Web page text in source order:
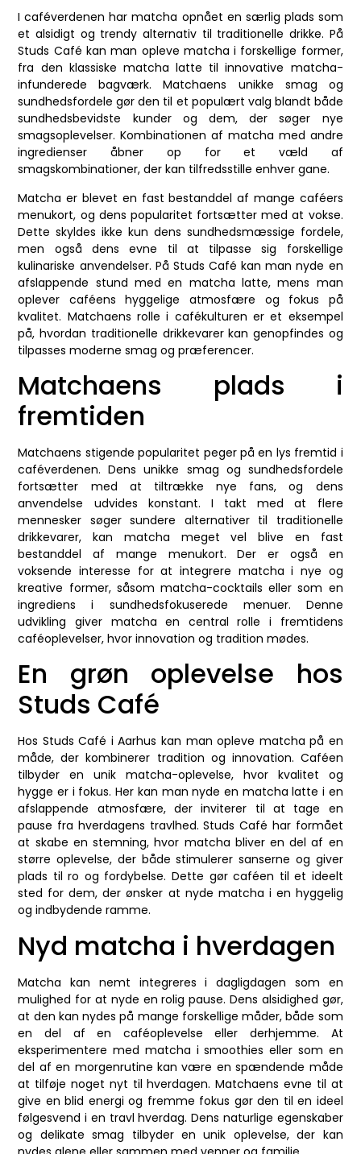
I caféverdenen har matcha opnået en særlig plads som
et alsidigt og trendy alternativ til traditionelle drikke. På
Studs Café kan man opleve matcha i forskellige former,
fra den klassiske matcha latte til innovative matcha-
infunderede bagværk. Matchaens unikke smag og
sundhedsfordele gør den til et populært valg blandt både
sundhedsbevidste kunder og dem, der søger nye
smagsoplevelser. Kombinationen af matcha med andre
ingredienser åbner op for et væld af
smagskombinationer, der kan tilfredsstille enhver gane.
Matcha er blevet en fast bestanddel af mange caféers
menukort, og dens popularitet fortsætter med at vokse.
Dette skyldes ikke kun dens sundhedsmæssige fordele,
men også dens evne til at tilpasse sig forskellige
kulinariske anvendelser. På Studs Café kan man nyde en
afslappende stund med en matcha latte, mens man
oplever caféens hyggelige atmosfære og fokus på
kvalitet. Matchaens rolle i cafékulturen er et eksempel
på, hvordan traditionelle drikkevarer kan genopfindes og
tilpasses moderne smag og præferencer.
Matchaens plads i
fremtiden
Matchaens stigende popularitet peger på en lys fremtid i
caféverdenen. Dens unikke smag og sundhedsfordele
fortsætter med at tiltrække nye fans, og dens
anvendelse udvides konstant. I takt med at flere
mennesker søger sundere alternativer til traditionelle
drikkevarer, kan matcha meget vel blive en fast
bestanddel af mange menukort. Der er også en
voksende interesse for at integrere matcha i nye og
kreative former, såsom matcha-cocktails eller som en
ingrediens i sundhedsfokuserede menuer. Denne
udvikling giver matcha en central rolle i fremtidens
caféoplevelser, hvor innovation og tradition mødes.
En grøn oplevelse hos
Studs Café
Hos Studs Café i Aarhus kan man opleve matcha på en
måde, der kombinerer tradition og innovation. Caféen
tilbyder en unik matcha-oplevelse, hvor kvalitet og
hygge er i fokus. Her kan man nyde en matcha latte i en
afslappende atmosfære, der inviterer til at tage en
pause fra hverdagens travlhed. Studs Café har formået
at skabe en stemning, hvor matcha bliver en del af en
større oplevelse, der både stimulerer sanserne og giver
plads til ro og fordybelse. Dette gør caféen til et ideelt
sted for dem, der ønsker at nyde matcha i en hyggelig
og indbydende ramme.
Nyd matcha i hverdagen
Matcha kan nemt integreres i dagligdagen som en
mulighed for at nyde en rolig pause. Dens alsidighed gør,
at den kan nydes på mange forskellige måder, både som
en del af en caféoplevelse eller derhjemme. At
eksperimentere med matcha i smoothies eller som en
del af en morgenrutine kan være en spændende måde
at tilføje noget nyt til hverdagen. Matchaens evne til at
give en blid energi og fremme fokus gør den til en ideel
følgesvend i en travl hverdag. Dens naturlige egenskaber
og delikate smag tilbyder en unik oplevelse, der kan